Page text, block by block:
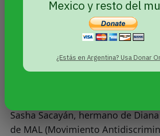
Mexico y resto del
¿Estás en Argentina? Usa Donar
Sasha Sacayán, hermano de
de MAL (Movimiento